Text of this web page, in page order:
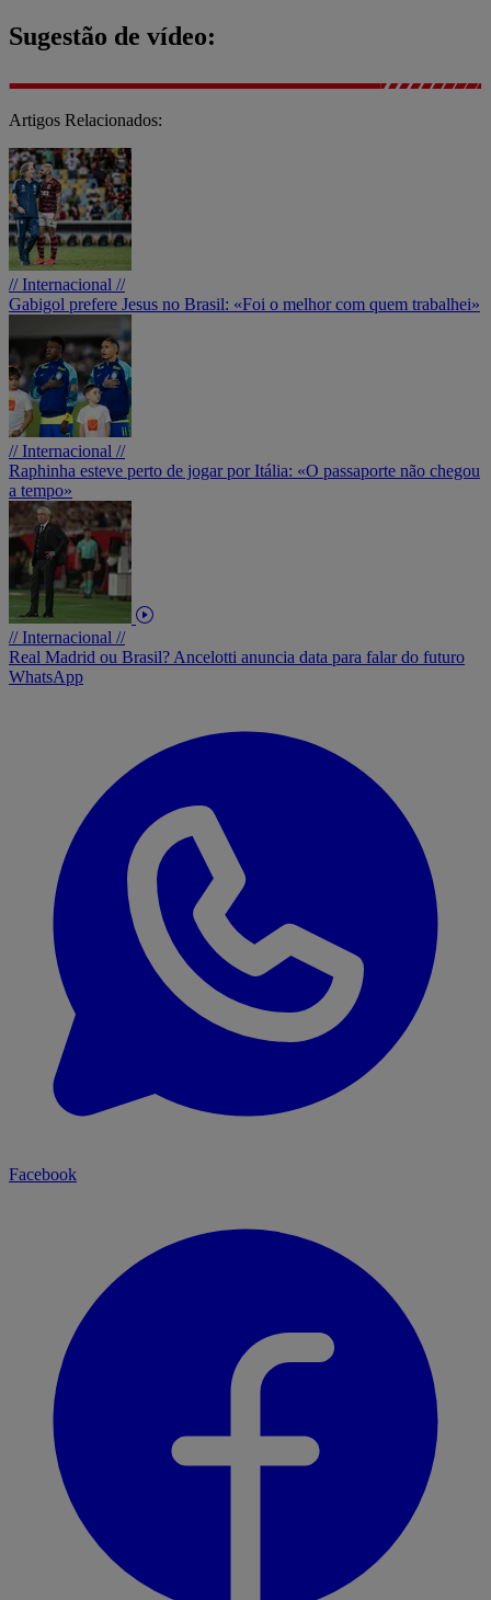
Sugestão de vídeo:
Artigos Relacionados:
// Internacional //
Gabigol prefere Jesus no Brasil: «Foi o melhor com quem trabalhei»
// Internacional //
Raphinha esteve perto de jogar por Itália: «O passaporte não chegou
a tempo»
// Internacional //
Real Madrid ou Brasil? Ancelotti anuncia data para falar do futuro
WhatsApp
Facebook